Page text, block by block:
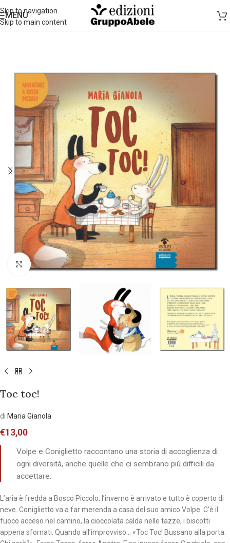
Skip to navigation
Skip to main content
MENU
Allarga l'immagine
Toc toc!
di Maria Gianola
€13,00
Volpe e Coniglietto raccontano una storia di accoglienza di
ogni diversità, anche quelle che ci sembrano più difficili da
accettare.
L’aria è fredda a Bosco Piccolo, l’inverno è arrivato e tutto è coperto di
neve. Coniglietto va a far merenda a casa del suo amico Volpe. C’è il
fuoco acceso nel camino, la cioccolata calda nelle tazze, i biscotti
appena sfornati. Quando all’improvviso… «Toc Toc! Bussano alla porta.